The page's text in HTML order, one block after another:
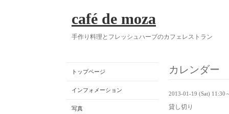
café de moza
手作り料理とフレッシュハーブのカフェレストラン
カレンダー
2013-01-19 (Sat) 11:30
貸し切り
トップページ
インフォメーション
写真